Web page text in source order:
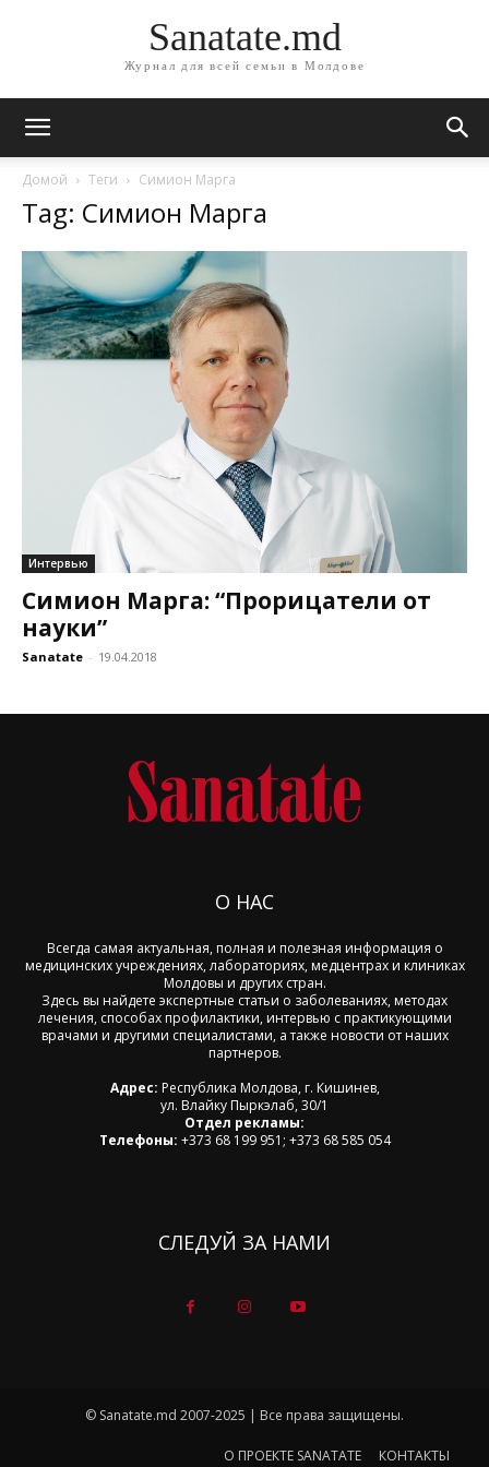
Sanatate.md
Журнал для всей семьи в Молдове
Домой Теги Симион Марга
Tag: Симион Марга
Интервью
Симион Марга: “Прорицатели от
науки”
Sanatate - 19.04.2018
О НАС
Всегда самая актуальная, полная и полезная информация о
медицинских учреждениях, лабораториях, медцентрах и клиниках
Молдовы и других стран.
Здесь вы найдете экспертные статьи о заболеваниях, методах
лечения, способах профилактики, интервью с практикующими
врачами и другими специалистами, а также новости от наших
партнеров.
Адрес: Республика Молдова, г. Кишинев,
ул. Влайку Пыркэлаб, 30/1
Отдел рекламы:
Телефоны: +373 68 199 951; +373 68 585 054
СЛЕДУЙ ЗА НАМИ
© Sanatate.md 2007-2025 | Все права защищены.
О ПРОЕКТЕ SANATATE КОНТАКТЫ